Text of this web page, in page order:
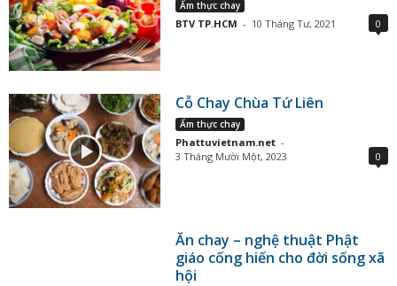
Ẩm thực chay
BTV TP.HCM - 10 Tháng Tư, 2021 0
Cỗ Chay Chùa Tứ Liên
Ẩm thực chay
Phattuvietnam.net -
3 Tháng Mười Một, 2023
0
Ăn chay – nghệ thuật Phật
giáo cống hiến cho đời sống xã
hội